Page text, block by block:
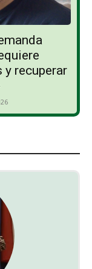
recuperar